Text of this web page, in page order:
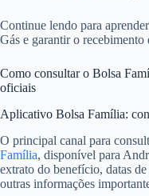
Continue lendo para
Gás e garantir o recebimento
Como consultar o Bolsa
oficiais
Aplicativo Bolsa Família:
O principal canal para
Família, disponível para
extrato do benefício, datas
outras informações